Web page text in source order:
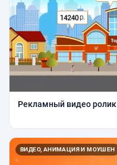
Рекламный видео ролик
ВИДЕО, АНИМАЦИЯ И МОУШЕН